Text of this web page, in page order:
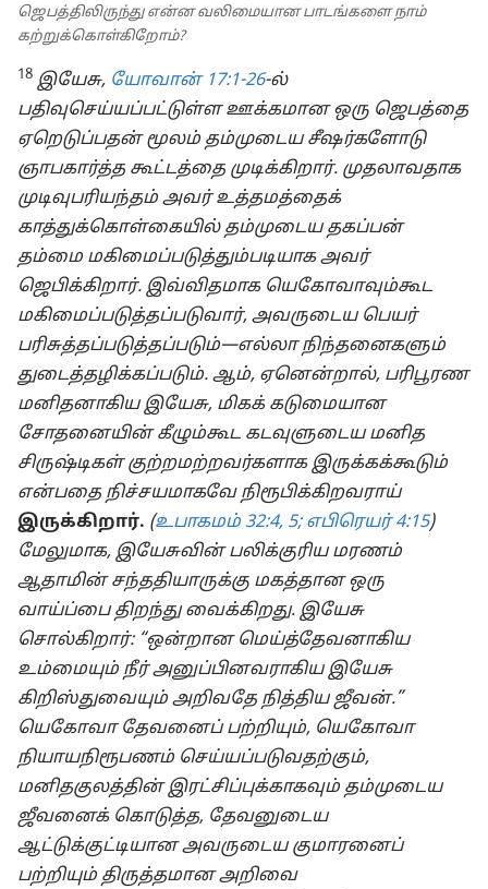
ஜெபத்திலிருந்து என்ன வலிமையான பாடங்களை நாம்
கற்றுக்கொள்கிறோம்?
18 இயேசு, யோவான் 17:1-26-ல்
பதிவுசெய்யப்பட்டுள்ள ஊக்கமான ஒரு ஜெபத்தை
ஏறெடுப்பதன் மூலம் தம்முடைய சீஷர்களோடு
ஞாபகார்த்த கூட்டத்தை முடிக்கிறார். முதலாவதாக
முடிவுபரியந்தம் அவர் உத்தமத்தைக்
காத்துக்கொள்கையில் தம்முடைய தகப்பன்
தம்மை மகிமைப்படுத்தும்படியாக அவர்
ஜெபிக்கிறார். இவ்விதமாக யெகோவாவும்கூட
மகிமைப்படுத்தப்படுவார், அவருடைய பெயர்
பரிசுத்தப்படுத்தப்படும்—எல்லா நிந்தனைகளும்
துடைத்தழிக்கப்படும். ஆம், ஏனென்றால், பரிபூரண
மனிதனாகிய இயேசு, மிகக் கடுமையான
சோதனையின் கீழும்கூட கடவுளுடைய மனித
சிருஷ்டிகள் குற்றமற்றவர்களாக இருக்கக்கூடும்
என்பதை நிச்சயமாகவே நிரூபிக்கிறவராய்
இருக்கிறார். (உபாகமம் 32:4, 5; எபிரெயர் 4:15)
மேலுமாக, இயேசுவின் பலிக்குரிய மரணம்
ஆதாமின் சந்ததியாருக்கு மகத்தான ஒரு
வாய்ப்பை திறந்து வைக்கிறது. இயேசு
சொல்கிறார்: “ஒன்றான மெய்த்தேவனாகிய
உம்மையும் நீர் அனுப்பினவராகிய இயேசு
கிறிஸ்துவையும் அறிவதே நித்திய ஜீவன்.”
யெகோவா தேவனைப் பற்றியும், யெகோவா
நியாயநிரூபணம் செய்யப்படுவதற்கும்,
மனிதகுலத்தின் இரட்சிப்புக்காகவும் தம்முடைய
ஜீவனைக் கொடுத்த, தேவனுடைய
ஆட்டுக்குட்டியான அவருடைய குமாரனைப்
பற்றியும் திருத்தமான அறிவை